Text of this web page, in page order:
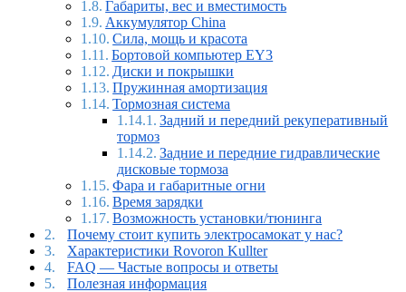
Габариты, вес и вместимость
Аккумулятор China
Сила, мощь и красота
Бортовой компьютер EY3
Диски и покрышки
Пружинная амортизация
Тормозная система
Задний и передний рекуперативный
тормоз
Задние и передние гидравлические
дисковые тормоза
Фара и габаритные огни
Время зарядки
Возможность установки/тюнинга
Почему стоит купить электросамокат у нас?
Характеристики Rovoron Kullter
FAQ — Частые вопросы и ответы
Полезная информация